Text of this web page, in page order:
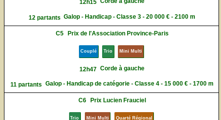
12h15
12 partants Galop - Handicap - Classe 3 - 20 000 € - 2100 m
C5 Prix de l'Association Province-Paris
Couplé Trio Mini Multi
12h47 Corde à gauche
11 partants Galop - Handicap de catégorie - Classe 4 - 15 000 € - 1700 m
C6 Prix Lucien Frauciel
Trio Mini Multi Quarté Régional